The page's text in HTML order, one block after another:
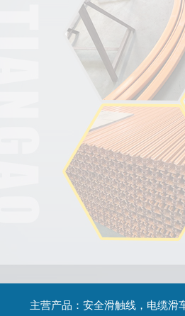
主营产品：安全滑触线，电缆滑